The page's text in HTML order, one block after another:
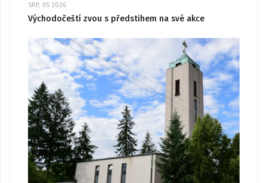
SRP, 05 2026
Východočeští zvou s předstihem na své akce